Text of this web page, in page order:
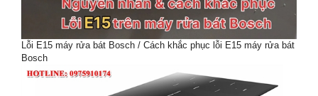
Lỗi E15 máy rửa bát Bosch / Cách khắc phục lỗi E15 máy rửa bát
Bosch